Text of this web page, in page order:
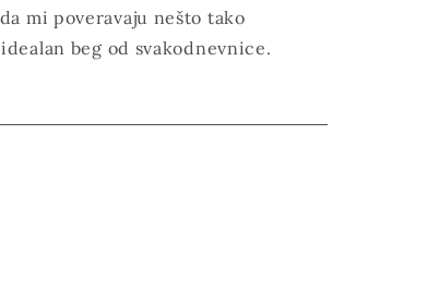
mi poveravaju nešto tako
beg od svakodnevnice.